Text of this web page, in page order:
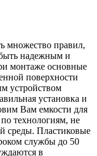
множество правил,
надежным и
монтаже основные
поверхности
устройством
установка и
Вам емкости для
технологиям, не
среды. Пластиковые
службы до 50
в